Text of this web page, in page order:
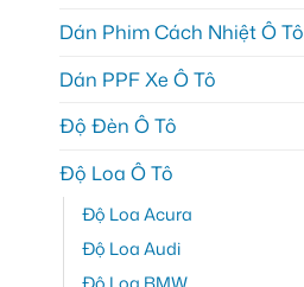
Dán Phim Cách Nhiệt Ô Tô
Dán PPF Xe Ô Tô
Độ Đèn Ô Tô
Độ Loa Ô Tô
Độ Loa Acura
Độ Loa Audi